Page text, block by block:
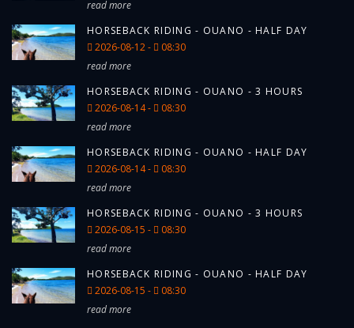
respect des délais impartis ou des
définitive du bon cadeau, sans
compensation.
Rando
Annulation pour cause de force
bon cadeau en cas de
incluant, sans s’y limiter, les intempéries,
émeutes, ou tout autre événement
imprévisible et irrésistible échappant à
En cas d’annulation, le bon cadeau
restera valide pour une nouvelle
read more
HORSEBACK RIDING - OUANO - HALF DAY
2026-08-12 -
08:30
read more
HORSEBACK RIDING - OUANO - 3 HOURS
2026-08-14 -
08:30
read more
HORSEBACK RIDING - OUANO - HALF DAY
2026-08-14 -
08:30
read more
HORSEBACK RIDING - OUANO - 3 HOURS
2026-08-15 -
08:30
read more
HORSEBACK RIDING - OUANO - HALF DAY
2026-08-15 -
08:30
read more